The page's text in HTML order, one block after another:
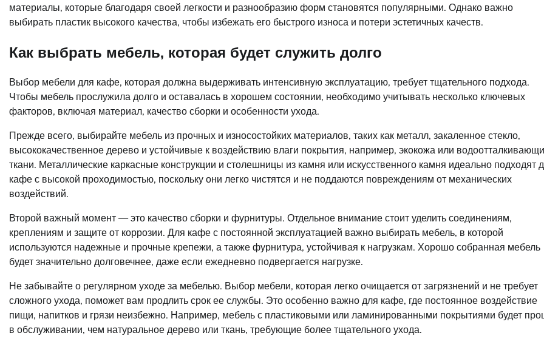
материалы, которые благодаря своей легкости и разнообразию форм становятся популярными. Однако важно
выбирать пластик высокого качества, чтобы избежать его быстрого износа и потери эстетичных качеств.
Как выбрать мебель, которая будет служить долго
Выбор мебели для кафе, которая должна выдерживать интенсивную эксплуатацию, требует тщательного подхода.
Чтобы мебель прослужила долго и оставалась в хорошем состоянии, необходимо учитывать несколько ключевых
факторов, включая материал, качество сборки и особенности ухода.
Прежде всего, выбирайте мебель из прочных и износостойких материалов, таких как металл, закаленное стекло,
высококачественное дерево и устойчивые к воздействию влаги покрытия, например, экокожа или
ткани. Металлические каркасные конструкции и столешницы из камня или искусственного камня идеально подходят
кафе с высокой проходимостью, поскольку они легко чистятся и не поддаются повреждениям от механических
воздействий.
Второй важный момент — это качество сборки и фурнитуры. Отдельное внимание стоит уделить соединениям,
креплениям и защите от коррозии. Для кафе с постоянной эксплуатацией важно выбирать мебель, в которой
используются надежные и прочные крепежи, а также фурнитура, устойчивая к нагрузкам. Хорошо собранная мебель
будет значительно долговечнее, даже если ежедневно подвергается нагрузке.
Не забывайте о регулярном уходе за мебелью. Выбор мебели, которая легко очищается от загрязнений и не требует
сложного ухода, поможет вам продлить срок ее службы. Это особенно важно для кафе, где постоянное воздействие
пищи, напитков и грязи неизбежно. Например, мебель с пластиковыми или ламинированными покрытиями будет
в обслуживании, чем натуральное дерево или ткань, требующие более тщательного ухода.